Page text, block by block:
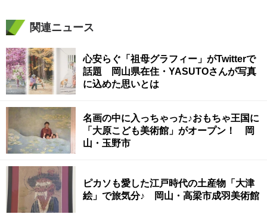
関連ニュース
心安らぐ「祖母グラフィー」がTwitterで
話題 岡山県在住・YASUTOさんが写真
に込めた思いとは
名画の中に入っちゃった♪おもちゃ王国に
「大原こども美術館」がオープン！ 岡
山・玉野市
ピカソも愛した江戸時代の土産物「大津
絵」で旅気分♪ 岡山・高梁市成羽美術館